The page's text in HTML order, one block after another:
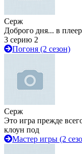
Серж
Доброго дня... в
3 серию 2
Погоня (2 сезон)
Серж
Это игра прежде
клоун под
Мастер игры (2